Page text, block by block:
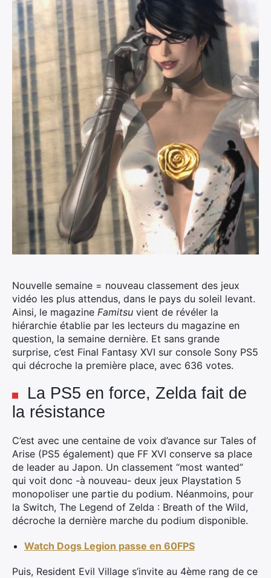
Nouvelle semaine = nouveau classement des jeux
vidéo les plus attendus, dans le pays du soleil levant.
Ainsi, le magazine Famitsu vient de révéler la
hiérarchie établie par les lecteurs du magazine en
question, la semaine dernière. Et sans grande
surprise, c’est Final Fantasy XVI sur console Sony PS5
qui décroche la première place, avec 636 votes.
La PS5 en force, Zelda fait de
la résistance
C’est avec une centaine de voix d’avance sur Tales of
Arise (PS5 également) que FF XVI conserve sa place
de leader au Japon. Un classement “most wanted”
qui voit donc -à nouveau- deux jeux Playstation 5
monopoliser une partie du podium. Néanmoins, pour
la Switch, The Legend of Zelda : Breath of the Wild,
décroche la dernière marche du podium disponible.
Watch Dogs Legion passe en 60FPS
Puis, Resident Evil Village s’invite au 4ème rang de ce